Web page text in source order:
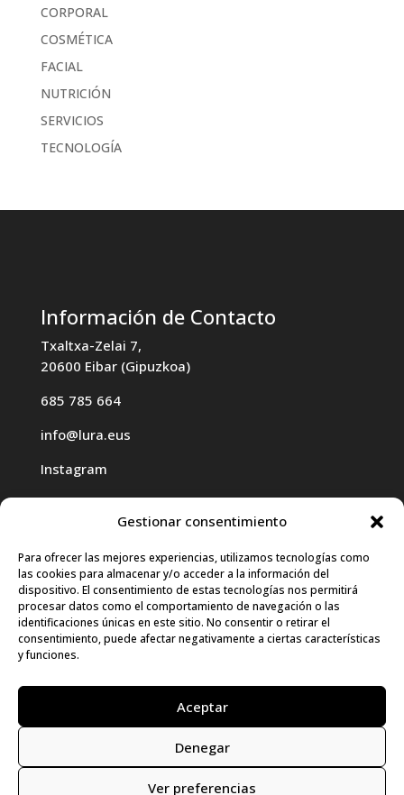
Gestionar consentimiento
Para ofrecer las mejores experiencias, utilizamos tecnologías como
las cookies para almacenar y/o acceder a la información del
dispositivo. El consentimiento de estas tecnologías nos permitirá
procesar datos como el comportamiento de navegación o las
identificaciones únicas en este sitio. No consentir o retirar el
consentimiento, puede afectar negativamente a ciertas características
y funciones.
Aceptar
Denegar
Ver preferencias
CORPORAL
COSMÉTICA
FACIAL
NUTRICIÓN
SERVICIOS
TECNOLOGÍA
Información de Contacto
Txaltxa-Zelai 7,
20600 Eibar (Gipuzkoa)
685 785 664
info@lura.eus
Instagram
Haz clic para aceptar cookies de
marketing y permitir este contenido
© LURA 2024 |Aviso Legal|Política de
Política de Cookies